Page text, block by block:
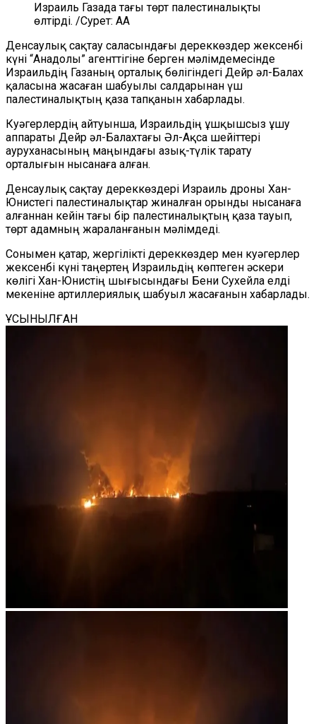
Израиль Газада тағы төрт палестиналықты
өлтірді. /Сурет: AA
Денсаулық сақтау саласындағы дереккөздер жексенбі
күні “Анадолы” агенттігіне берген мәлімдемесінде
Израильдің Газаның орталық бөлігіндегі Дейр әл-Балах
қаласына жасаған шабуылы салдарынан үш
палестиналықтың қаза тапқанын хабарлады.
Куәгерлердің айтуынша, Израильдің ұшқышсыз ұшу
аппараты Дейр әл-Балахтағы Әл-Ақса шейіттері
ауруханасының маңындағы азық-түлік тарату
орталығын нысанаға алған.
Денсаулық сақтау дереккөздері Израиль дроны Хан-
Юнистегі палестиналықтар жиналған орынды нысанаға
алғаннан кейін тағы бір палестиналықтың қаза тауып,
төрт адамның жараланғанын мәлімдеді.
Сонымен қатар, жергілікті дереккөздер мен куәгерлер
жексенбі күні таңертең Израильдің көптеген әскери
көлігі Хан-Юнистің шығысындағы Бени Сухейла елді
мекеніне артиллериялық шабуыл жасағанын хабарлады.
ҰСЫНЫЛҒАН